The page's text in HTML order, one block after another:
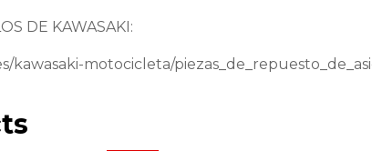
DE KAWASAKI:
kawasaki-motocicleta/